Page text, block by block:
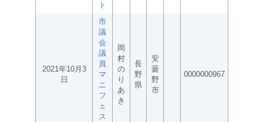
ト
2021年10月3
日
市
議
会
議
員
マ
ニ
フ
ェ
ス
岡
村
の
り
あ
き
長
野
県
安
曇
野
市
0000000967